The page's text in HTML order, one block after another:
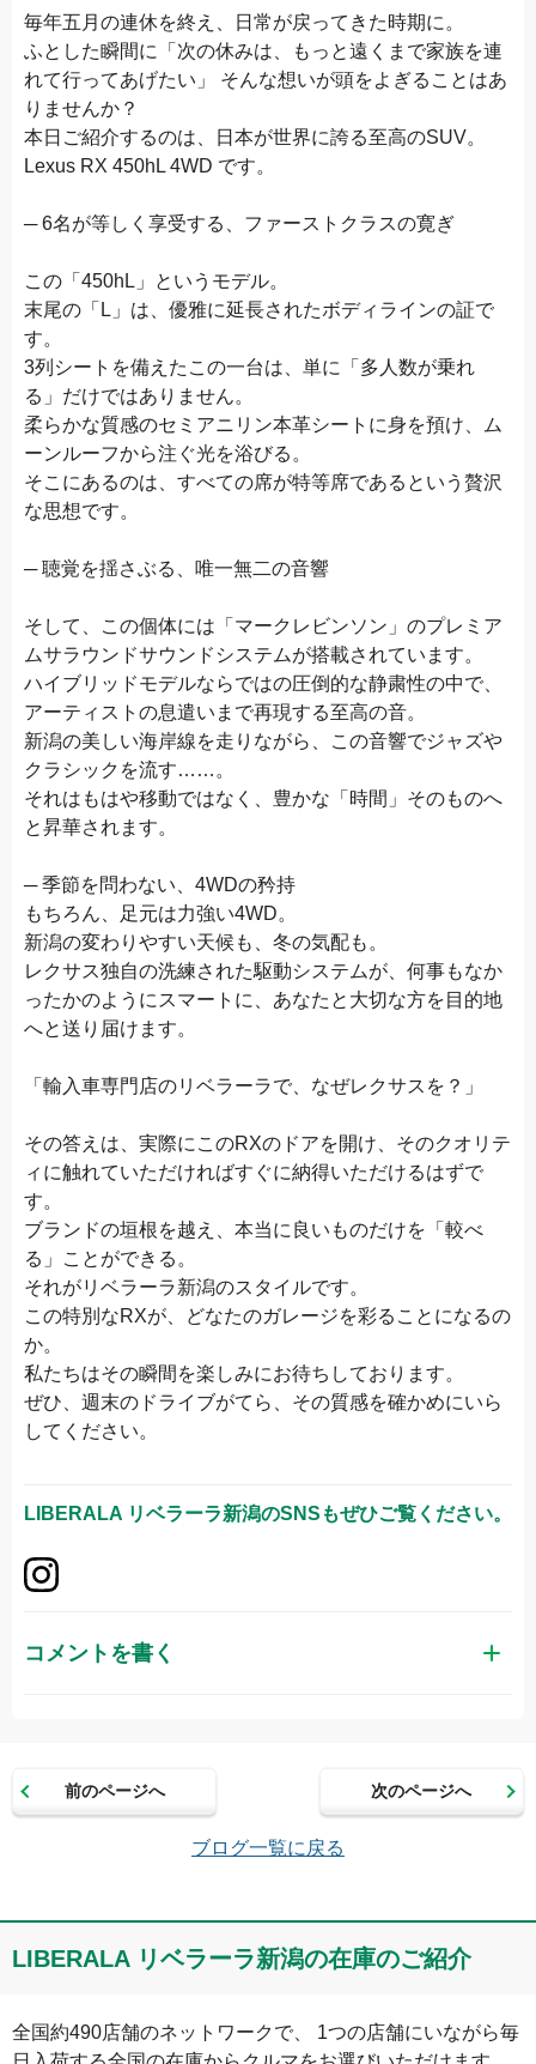
毎年五月の連休を終え、日常が戻ってきた時期に。
ふとした瞬間に「次の休みは、もっと遠くまで家族を連
れて行ってあげたい」 そんな想いが頭をよぎることはあ
りませんか？
本日ご紹介するのは、日本が世界に誇る至高のSUV。
Lexus RX 450hL 4WD です。
─ 6名が等しく享受する、ファーストクラスの寛ぎ
この「450hL」というモデル。
末尾の「L」は、優雅に延長されたボディラインの証で
す。
3列シートを備えたこの一台は、単に「多人数が乗れ
る」だけではありません。
柔らかな質感のセミアニリン本革シートに身を預け、ム
ーンルーフから注ぐ光を浴びる。
そこにあるのは、すべての席が特等席であるという贅沢
な思想です。
─ 聴覚を揺さぶる、唯一無二の音響
そして、この個体には「マークレビンソン」のプレミア
ムサラウンドサウンドシステムが搭載されています。
ハイブリッドモデルならではの圧倒的な静粛性の中で、
アーティストの息遣いまで再現する至高の音。
新潟の美しい海岸線を走りながら、この音響でジャズや
クラシックを流す……。
それはもはや移動ではなく、豊かな「時間」そのものへ
と昇華されます。
─ 季節を問わない、4WDの矜持
もちろん、足元は力強い4WD。
新潟の変わりやすい天候も、冬の気配も。
レクサス独自の洗練された駆動システムが、何事もなか
ったかのようにスマートに、あなたと大切な方を目的地
へと送り届けます。
「輸入車専門店のリベラーラで、なぜレクサスを？」
その答えは、実際にこのRXのドアを開け、そのクオリテ
ィに触れていただければすぐに納得いただけるはずで
す。
ブランドの垣根を越え、本当に良いものだけを「較べ
る」ことができる。
それがリベラーラ新潟のスタイルです。
この特別なRXが、どなたのガレージを彩ることになるの
か。
私たちはその瞬間を楽しみにお待ちしております。
ぜひ、週末のドライブがてら、その質感を確かめにいら
してください。
LIBERALA リベラーラ新潟のSNSもぜひご覧ください。
コメントを書く
メールアドレス（半角英数）
コメント
前のページへ 次のページへ
ブログ一覧に戻る
LIBERALA リベラーラ新潟の在庫のご紹介
全国約490店舗のネットワークで、 1つの店舗にいながら毎